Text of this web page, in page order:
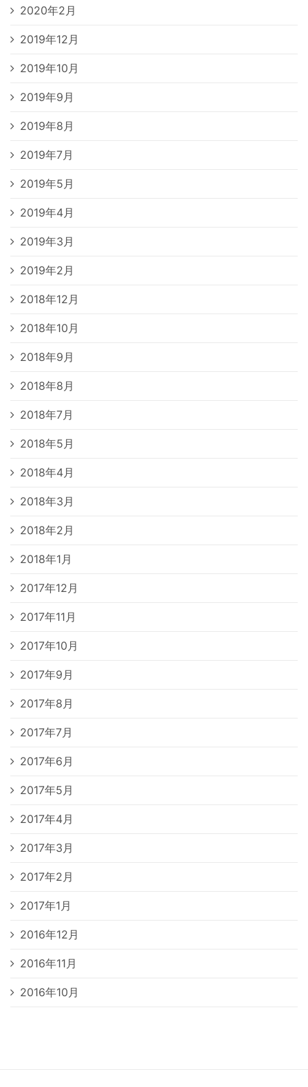
2020年2月
2019年12月
2019年10月
2019年9月
2019年8月
2019年7月
2019年5月
2019年4月
2019年3月
2019年2月
2018年12月
2018年10月
2018年9月
2018年8月
2018年7月
2018年5月
2018年4月
2018年3月
2018年2月
2018年1月
2017年12月
2017年11月
2017年10月
2017年9月
2017年8月
2017年7月
2017年6月
2017年5月
2017年4月
2017年3月
2017年2月
2017年1月
2016年12月
2016年11月
2016年10月